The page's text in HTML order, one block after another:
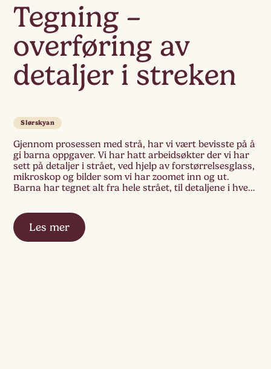
Tegning –
overføring av
detaljer i streken
Slørskyan
Gjennom prosessen med strå, har vi vært bevisste på å
gi barna oppgaver. Vi har hatt arbeidsøkter der vi har
sett på detaljer i strået, ved hjelp av forstørrelsesglass,
mikroskop og bilder som vi har zoomet inn og ut.
Barna har tegnet alt fra hele strået, til detaljene i hvert
Les mer